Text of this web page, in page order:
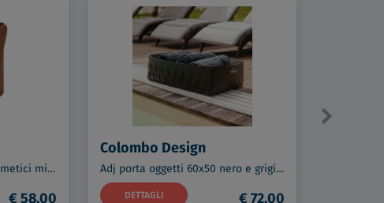
Adj contenitore porta cosmetici miu 7x7 bianco codice prod: BADJ055-1016
€ 58,00
Colombo Design
Adj porta oggetti 60x50 nero e grigio codice prod: BADJ104-0103
DETTAGLI € 72,00